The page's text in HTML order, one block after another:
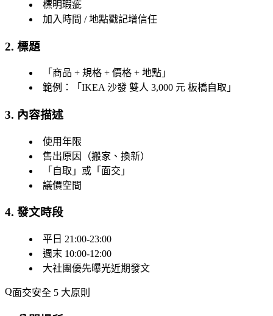
標明瑕疵
加入時間 / 地點戳記增信任
2. 標題
「商品 + 規格 + 價格 + 地點」
範例：「IKEA 沙發 雙人 3,000 元 板橋自取」
3. 內容描述
使用年限
售出原因（搬家、換新）
「自取」或「面交」
議價空間
4. 發文時段
平日 21:00-23:00
週末 10:00-12:00
大社團優先曝光近期發文
面交安全 5 大原則